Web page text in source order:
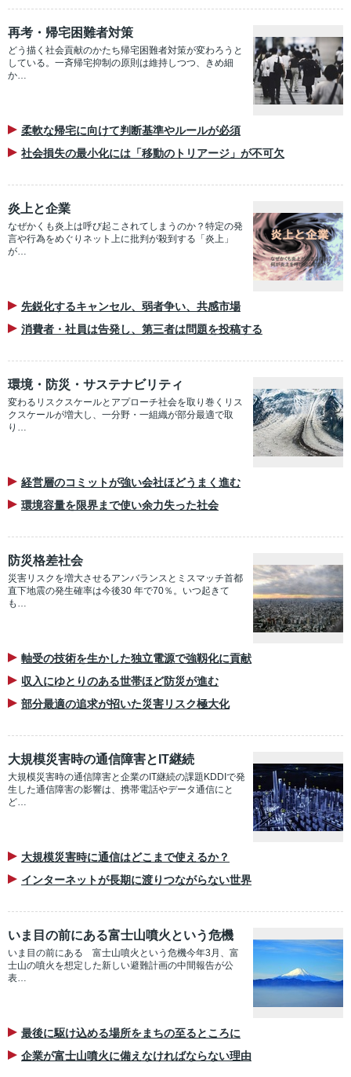
再考・帰宅困難者対策
どう描く社会貢献のかたち帰宅困難者対策が変わろうと
している。一斉帰宅抑制の原則は維持しつつ、きめ細
か…
柔軟な帰宅に向けて判断基準やルールが必須
社会損失の最小化には「移動のトリアージ」が不可欠
炎上と企業
なぜかくも炎上は呼び起こされてしまうのか？特定の発
言や行為をめぐりネット上に批判が殺到する「炎上」
が…
先鋭化するキャンセル、弱者争い、共感市場
消費者・社員は告発し、第三者は問題を投稿する
環境・防災・サステナビリティ
変わるリスクスケールとアプローチ社会を取り巻くリス
クスケールが増大し、一分野・一組織が部分最適で取
り…
経営層のコミットが強い会社ほどうまく進む
環境容量を限界まで使い余力失った社会
防災格差社会
災害リスクを増大させるアンバランスとミスマッチ首都
直下地震の発生確率は今後30 年で70％。いつ起きて
も…
軸受の技術を生かした独立電源で強靱化に貢献
収入にゆとりのある世帯ほど防災が進む
部分最適の追求が招いた災害リスク極大化
大規模災害時の通信障害とIT継続
大規模災害時の通信障害と企業のIT継続の課題KDDIで発
生した通信障害の影響は、携帯電話やデータ通信にと
ど…
大規模災害時に通信はどこまで使えるか？
インターネットが長期に渡りつながらない世界
いま目の前にある富士山噴火という危機
いま目の前にある 富士山噴火という危機今年3月、富
士山の噴火を想定した新しい避難計画の中間報告が公
表…
最後に駆け込める場所をまちの至るところに
企業が富士山噴火に備えなければならない理由